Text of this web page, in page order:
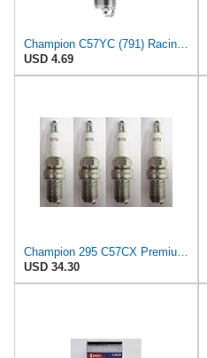
Champion C57YC (791) Racing Plug
USD 4.69
Champion 295 C57CX Premium Racing Spark Plug Pack of 4
USD 34.30